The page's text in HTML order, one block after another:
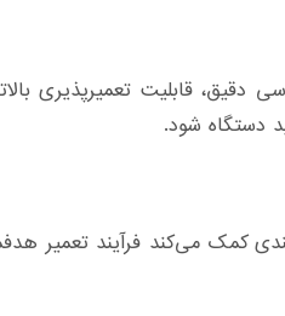
دقیق، قابلیت تعمیرپذیری
دستگاه شود.
می‌کند فرآیند تعمیر